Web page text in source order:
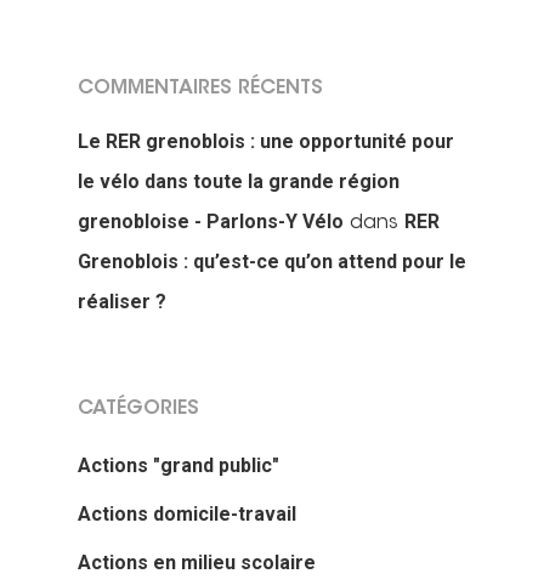
COMMENTAIRES RÉCENTS
Le RER grenoblois : une opportunité pour
le vélo dans toute la grande région
grenobloise - Parlons-Y Vélo dans RER
Grenoblois : qu’est-ce qu’on attend pour le
réaliser ?
CATÉGORIES
Actions "grand public"
Actions domicile-travail
Actions en milieu scolaire